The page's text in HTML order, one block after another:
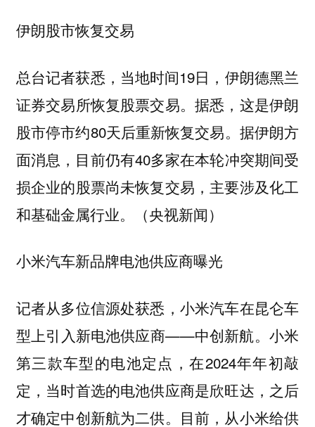
伊朗股市恢复交易
总台记者获悉，当地时间19日，伊朗德黑兰
证券交易所恢复股票交易。据悉，这是伊朗
股市停市约80天后重新恢复交易。据伊朗方
面消息，目前仍有40多家在本轮冲突期间受
损企业的股票尚未恢复交易，主要涉及化工
和基础金属行业。（央视新闻）
小米汽车新品牌电池供应商曝光
记者从多位信源处获悉，小米汽车在昆仑车
型上引入新电池供应商——中创新航。小米
第三款车型的电池定点，在2024年年初敲
定，当时首选的电池供应商是欣旺达，之后
才确定中创新航为二供。目前，从小米给供